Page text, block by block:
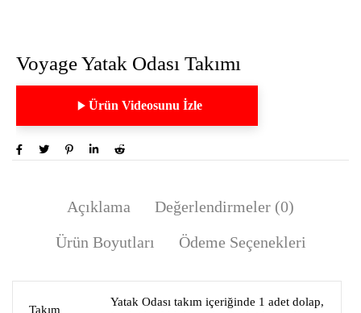
Voyage Yatak Odası Takımı
Ürün Videosunu İzle
Açıklama
Değerlendirmeler (0)
Ürün Boyutları
Ödeme Seçenekleri
Takım
Yatak Odası takım içeriğinde 1 adet dolap,